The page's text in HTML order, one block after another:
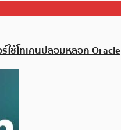
ใช้โทเคนปลอมหลอก Oracle